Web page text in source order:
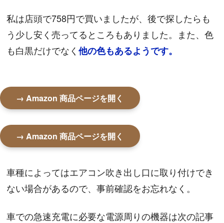
私は店頭で758円で買いましたが、後で探したらも
う少し安く売ってるところもありました。また、色
も白黒だけでなく他の色もあるようです。
→ Amazon 商品ページを開く
→ Amazon 商品ページを開く
車種によってはエアコン吹き出し口に取り付けでき
ない場合があるので、事前確認をお忘れなく。
車での急速充電に必要な電源周りの機器は次の記事